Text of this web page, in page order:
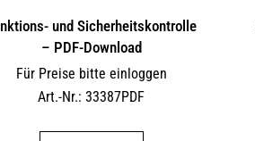
und Sicherheitskontrolle
– PDF-Download
Für Preise bitte einloggen
Art.-Nr.: 33387PDF